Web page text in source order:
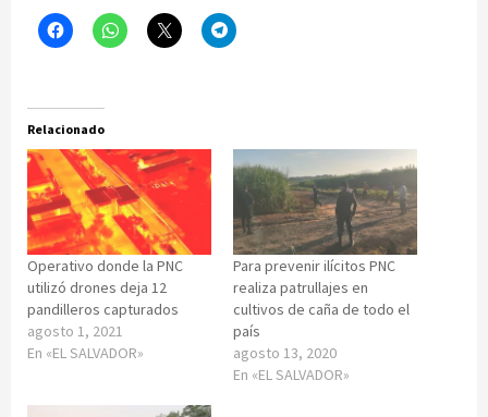
Relacionado
Operativo donde la PNC
utilizó drones deja 12
pandilleros capturados
agosto 1, 2021
En «EL SALVADOR»
Para prevenir ilícitos PNC
realiza patrullajes en
cultivos de caña de todo el
país
agosto 13, 2020
En «EL SALVADOR»